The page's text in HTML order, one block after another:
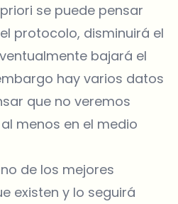
se puede pensar
protocolo, disminuirá el
bajará el
hay varios datos
que no veremos
menos en el medio
de los mejores
existen y lo seguirá